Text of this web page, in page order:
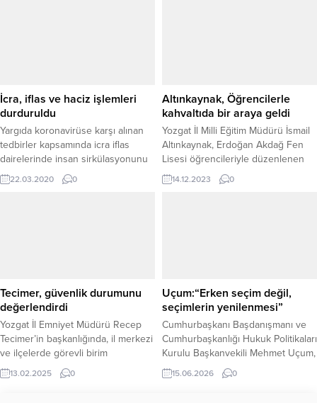
yaşanmadığı vurgulandı.
“DOĞAMIZI KORUMAK ORTAK
SORUMLULUĞUMUZ” Açıklamada...
İcra, iflas ve haciz işlemleri
durduruldu
Yargıda koronavirüse karşı alınan
tedbirler kapsamında icra iflas
dairelerinde insan sirkülasyonunu
durdurmak için yeni bir önlem
alındı.
22.03.2020 0
Altınkaynak, Öğrencilerle
kahvaltıda bir araya geldi
Yozgat İl Milli Eğitim Müdürü İsmail
Altınkaynak, Erdoğan Akdağ Fen
Lisesi öğrencileriyle düzenlenen
kahvaltı programında bir araya
geldi.
14.12.2023 0
Tecimer, güvenlik durumunu
değerlendirdi
Yozgat İl Emniyet Müdürü Recep
Tecimer’in başkanlığında, il merkezi
ve ilçelerde görevli birim
amirlerinin katılımıyla genel
değerlendirme toplantısı
13.02.2025 0
Uçum:“Erken seçim değil,
seçimlerin yenilenmesi”
Cumhurbaşkanı Başdanışmanı ve
Cumhurbaşkanlığı Hukuk Politikaları
Kurulu Başkanvekili Mehmet Uçum,
son dönemde yeniden gündeme
gelen erken seçim tartışmaları ve
15.06.2026 0